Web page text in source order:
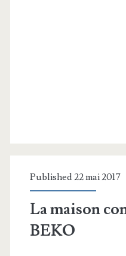
Published 22 mai 2017
La maison
BEKO